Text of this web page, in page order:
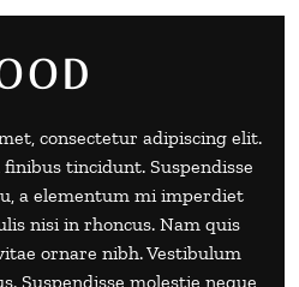
consectetur adipiscing elit.
tincidunt. Suspendisse
a elementum mi imperdiet
nisi in rhoncus. Nam quis
ornare nibh. Vestibulum
Suspendisse molestie neque